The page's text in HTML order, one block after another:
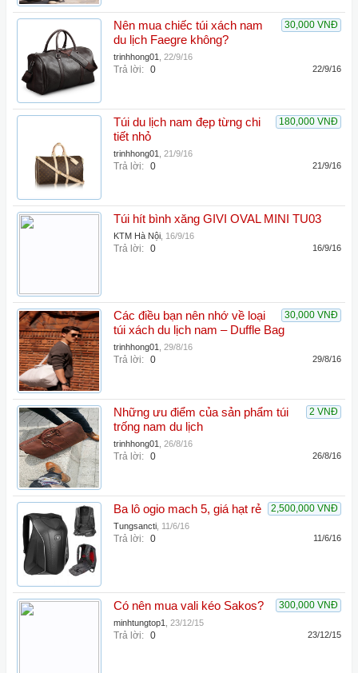
30,000 VNĐ
Nên mua chiếc túi xách nam
du lịch Faegre không?
trinhhong01 22/9/16
Trả lời: 0 22/9/16
180,000 VNĐ
Túi du lịch nam đẹp từng chi
tiết nhỏ
trinhhong01 21/9/16
Trả lời: 0 21/9/16
Túi hít bình xăng GIVI OVAL MINI TU03
KTM Hà Nội 16/9/16
Trả lời: 0 16/9/16
30,000 VNĐ
Các điều bạn nên nhớ về loại
túi xách du lịch nam – Duffle Bag
trinhhong01 29/8/16
Trả lời: 0 29/8/16
2 VNĐ
Những ưu điểm của sản phẩm túi
trống nam du lịch
trinhhong01 26/8/16
Trả lời: 0 26/8/16
2,500,000 VNĐ
Ba lô ogio mach 5, giá hạt rẻ
Tungsancti 11/6/16
Trả lời: 0 11/6/16
300,000 VNĐ
Có nên mua vali kéo Sakos?
minhtungtop1 23/12/15
Trả lời: 0 23/12/15